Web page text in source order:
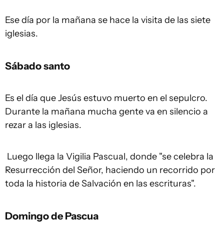
Ese día por la mañana se hace la visita de las siete
iglesias.
Sábado santo
Es el día que Jesús estuvo muerto en el sepulcro.
Durante la mañana mucha gente va en silencio a
rezar a las iglesias.
Luego llega la Vigilia Pascual, donde "se celebra la
Resurrección del Señor, haciendo un recorrido por
toda la historia de Salvación en las escrituras".
Domingo de Pascua